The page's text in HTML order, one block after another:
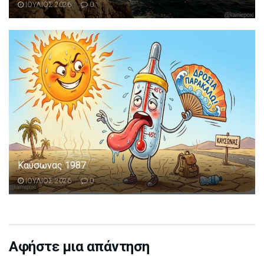
ΙΟΥΛΙΟΣ 2026 0
Καύσωνας 1987
ΙΟΥΛΙΟΣ 2026 0
Αφήστε μια απάντηση